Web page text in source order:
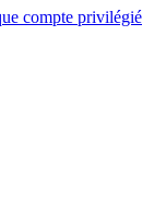
compte privilégié